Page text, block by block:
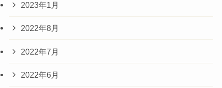
2023年1月
2022年8月
2022年7月
2022年6月